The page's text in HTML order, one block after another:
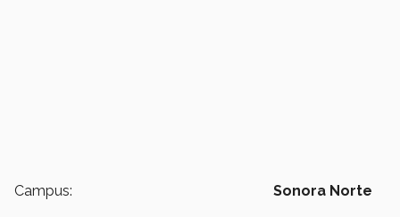
Campus: Sonora Norte